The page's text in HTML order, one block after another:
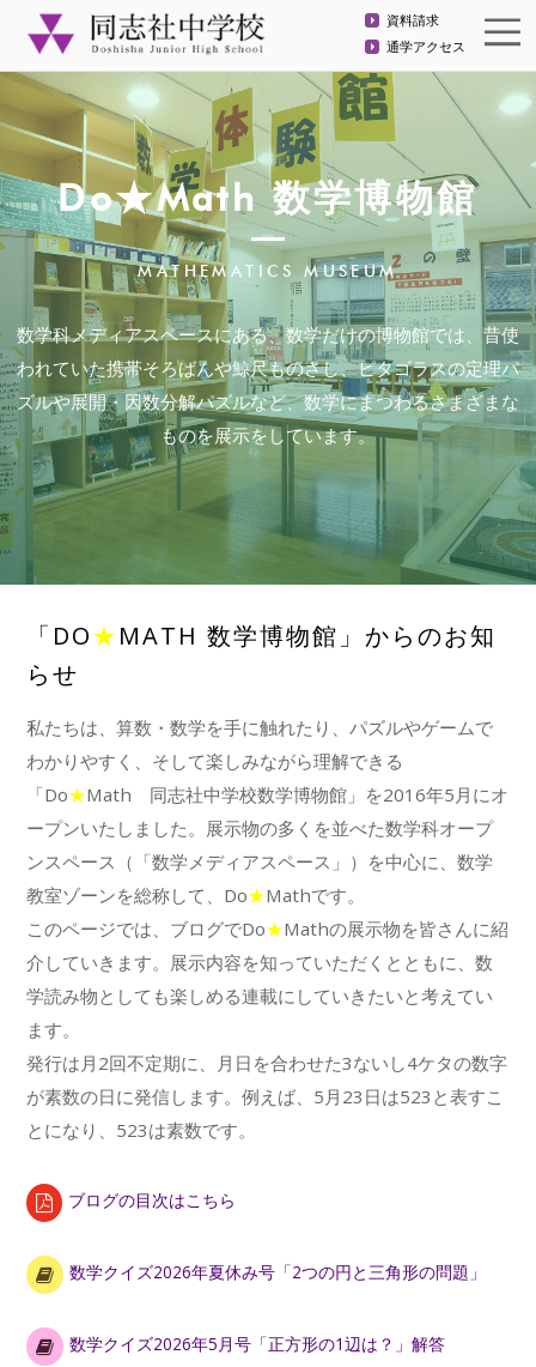
資料請求
通学アクセス
Do★Math 数学博物館
MATHEMATICS MUSEUM
数学科メディアスペースにある、数学だけの博物館では、昔使
われていた携帯そろばんや鯨尺ものさし、ピタゴラスの定理パ
ズルや展開・因数分解パズルなど、数学にまつわるさまざまな
ものを展示をしています。
「DO★MATH 数学博物館」からのお知
らせ
私たちは、算数・数学を手に触れたり、パズルやゲームで
わかりやすく、そして楽しみながら理解できる
「Do★Math 同志社中学校数学博物館」を2016年5月にオ
ープンいたしました。展示物の多くを並べた数学科オープ
ンスペース（「数学メディアスペース」）を中心に、数学
教室ゾーンを総称して、Do★Mathです。
このページでは、ブログでDo★Mathの展示物を皆さんに紹
介していきます。展示内容を知っていただくとともに、数
学読み物としても楽しめる連載にしていきたいと考えてい
ます。
発行は月2回不定期に、月日を合わせた3ないし4ケタの数字
が素数の日に発信します。例えば、5月23日は523と表すこ
とになり、523は素数です。
ブログの目次はこちら
数学クイズ2026年夏休み号「2つの円と三角形の問題」
数学クイズ2026年5月号「正方形の1辺は？」解答